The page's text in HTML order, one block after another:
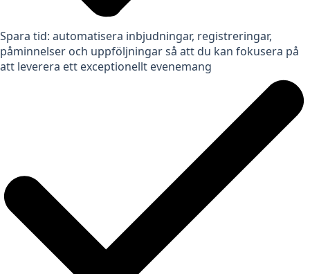
Spara tid: automatisera inbjudningar, registreringar,
påminnelser och uppföljningar så att du kan fokusera på
att leverera ett exceptionellt evenemang